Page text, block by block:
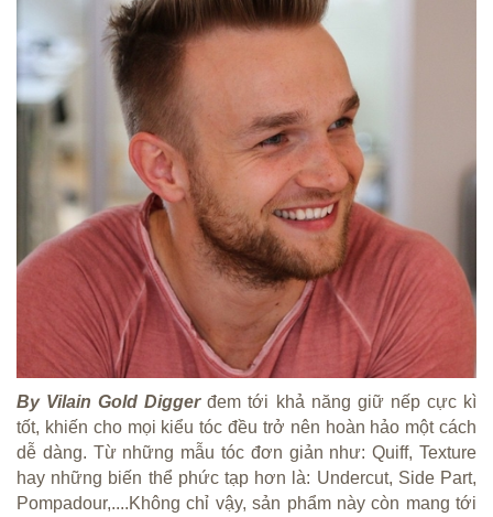
By Vilain Gold Diggerđem tới khả năng giữ nếp cực kì
tốt, khiến cho mọi kiểu tóc đều trở nên hoàn hảo một cách
dễ dàng. Từ những mẫu tóc đơn giản như: Quiff, Texture
hay những biến thể phức tạp hơn là: Undercut, Side Part,
Pompadour,....Không chỉ vậy, sản phẩm này còn mang tới